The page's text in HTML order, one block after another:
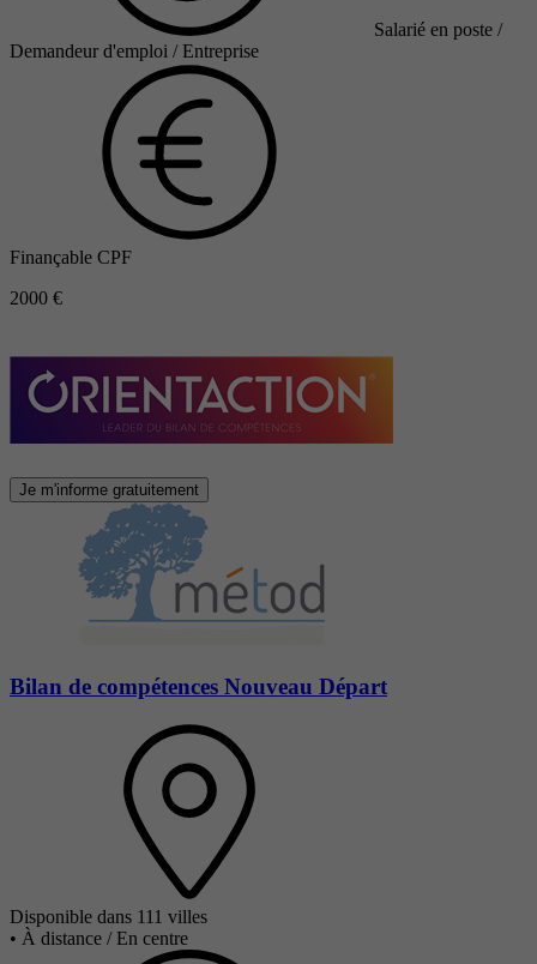
Salarié en poste /
Demandeur d'emploi / Entreprise
Finançable CPF
2000 €
Je m'informe gratuitement
Bilan de compétences Nouveau Départ
Disponible dans 111 villes
• À distance / En centre